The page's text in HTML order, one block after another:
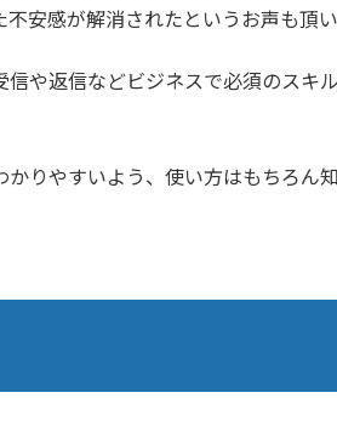
安感が解消されたというお声も頂い
や返信などビジネスで必須のスキ
りやすいよう、使い方はもちろん